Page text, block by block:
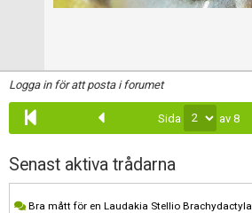
Logga in för att posta i forumet
Sida av 8
Senast aktiva trådarna
Bra mått för en Laudakia Stellio Brachydactyla